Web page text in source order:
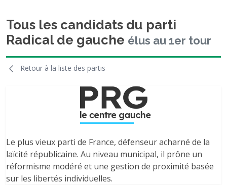
Tous les candidats du parti
Radical de gauche élus au 1er tour
Retour à la liste des partis
Le plus vieux parti de France, défenseur acharné de la
laïcité républicaine. Au niveau municipal, il prône un
réformisme modéré et une gestion de proximité basée
sur les libertés individuelles.